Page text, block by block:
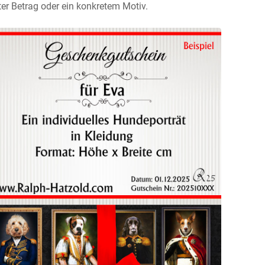
Betrag oder ein konkretem Motiv.